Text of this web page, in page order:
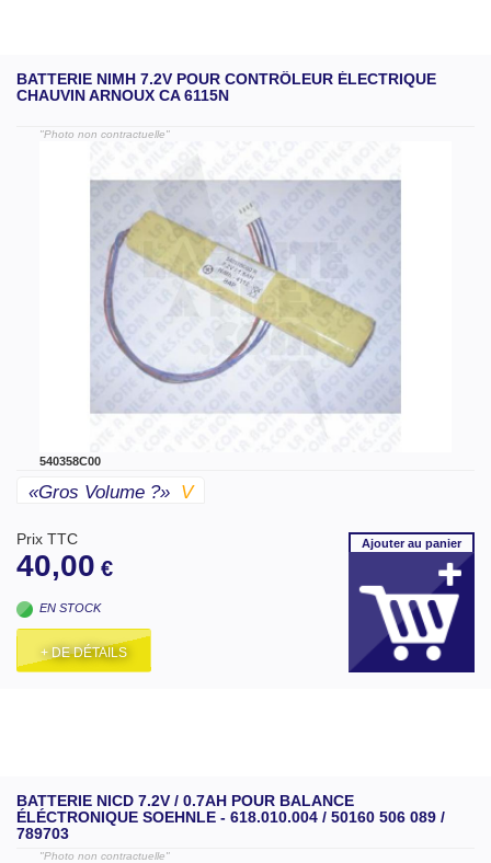
BATTERIE NIMH 7.2V POUR CONTRÔLEUR ÉLECTRIQUE
CHAUVIN ARNOUX CA 6115N
"Photo non contractuelle"
540358C00
«gros Volume ?» V
Prix TTC
40,00 €
EN STOCK
+ DE DÉTAILS
Ajouterau panier
BATTERIE NICD 7.2V / 0.7AH POUR BALANCE
ÉLÉCTRONIQUE SOEHNLE - 618.010.004 / 50160 506 089 /
789703
"Photo non contractuelle"